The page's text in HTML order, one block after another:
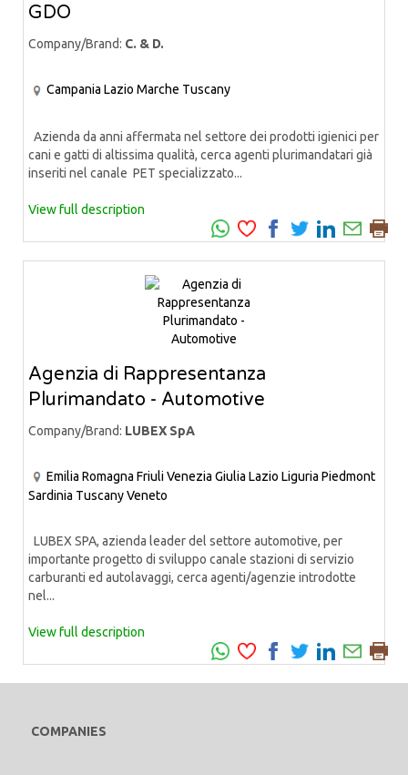
GDO
Company/Brand: C. & D.
Campania Lazio Marche Tuscany
Azienda da anni affermata nel settore dei prodotti igienici per
cani e gatti di altissima qualità, cerca agenti plurimandatari già
inseriti nel canale PET specializzato...
View full description
Agenzia di Rappresentanza
Plurimandato - Automotive
Company/Brand: LUBEX SpA
Emilia Romagna Friuli Venezia Giulia Lazio Liguria Piedmont
Sardinia TuscanyVeneto
LUBEX SPA, azienda leader del settore automotive, per
importante progetto di sviluppo canale stazioni di servizio
carburanti ed autolavaggi, cerca agenti/agenzie introdotte
nel...
View full description
COMPANIES